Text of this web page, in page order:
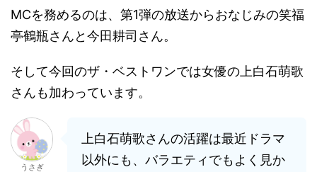
MCを務めるのは、第1弾の放送からおなじみの笑福
亭鶴瓶さんと今田耕司さん。
そして今回のザ・ベストワンでは女優の上白石萌歌
さんも加わっています。
うさぎ
上白石萌歌さんの活躍は最近ドラマ
以外にも、バラエティでもよく見か